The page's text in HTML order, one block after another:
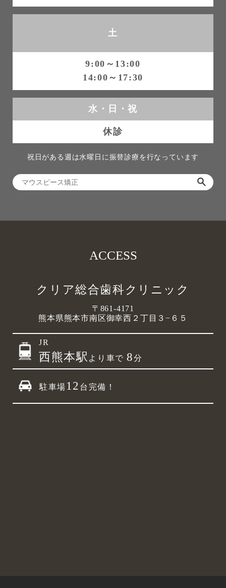
土
9:00～13:00
14:00～17:30
水・日・祝
休診
祝日がある週は水曜日に振替診療を行なっています
ACCESS
クリア総合歯科クリニック
〒861-4171
熊本県熊本市南区御幸西２丁目３−６５
JR
西熊本駅 より車で 8分
駐車場 12 台完備！